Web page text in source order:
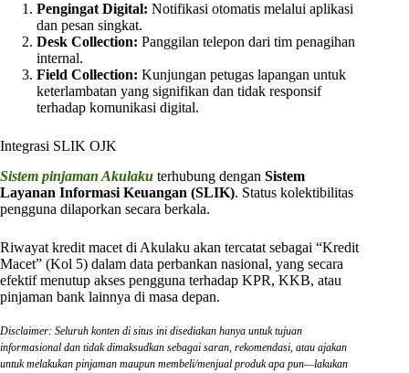
Pengingat Digital: Notifikasi otomatis melalui aplikasi
dan pesan singkat.
Desk Collection: Panggilan telepon dari tim penagihan
internal.
Field Collection: Kunjungan petugas lapangan untuk
keterlambatan yang signifikan dan tidak responsif
terhadap komunikasi digital.
Integrasi SLIK OJK
Sistem pinjaman Akulaku terhubung dengan Sistem
Layanan Informasi Keuangan (SLIK). Status kolektibilitas
pengguna dilaporkan secara berkala.
Riwayat kredit macet di Akulaku akan tercatat sebagai “Kredit
Macet” (Kol 5) dalam data perbankan nasional, yang secara
efektif menutup akses pengguna terhadap KPR, KKB, atau
pinjaman bank lainnya di masa depan.
Disclaimer: Seluruh konten di situs ini disediakan hanya untuk tujuan
informasional dan tidak dimaksudkan sebagai saran, rekomendasi, atau ajakan
untuk melakukan pinjaman maupun membeli/menjual produk apa pun—lakukan